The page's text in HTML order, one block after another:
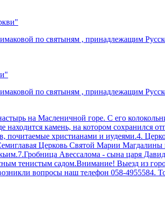
по святыням , принадлежащим
по святыням , принадлежащим
на Масленичной горе. С его
камень, на котором сохранился
почитаемые христианами и иудеями.4.
Церковь Святой Марии Магдалины
Авессалома - сына царя
тенистым садом.Внимание! Выезд из
вопросы наш телефон 058-